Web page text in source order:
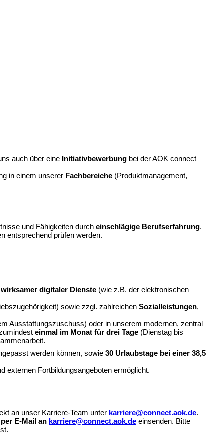
auch über eine Initiativbewerbung bei der AOK connect
in einem unserer Fachbereiche (Produktmanagement,
und Fähigkeiten durch einschlägige Berufserfahrung.
entsprechend prüfen werden.
digitaler Dienste (wie z.B. der elektronischen
sowie zzgl. zahlreichen Sozialleistungen,
Ausstattungszuschuss) oder in unserem modernen, zentral
einmal im Monat für drei Tage (Dienstag bis
werden können, sowie 30 Urlaubstage bei einer 38,5
externen Fortbildungsangeboten ermöglicht.
an unser Karriere-Team unter karriere@connect.aok.de.
E-Mail an karriere@connect.aok.de einsenden. Bitte